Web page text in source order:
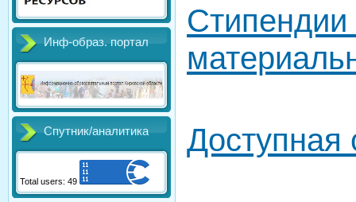
Инф-образ. портал
Спутник/аналитика
Total users: 49
Доступная